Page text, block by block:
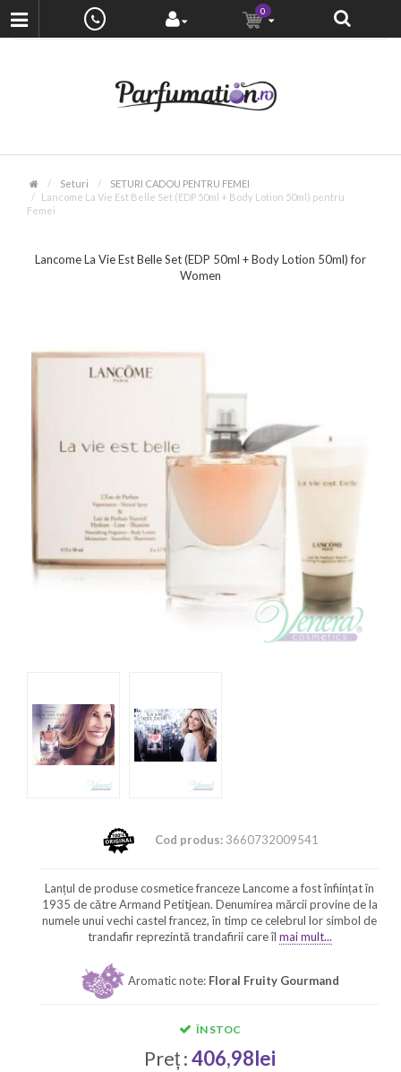
0
Seturi
SETURI CADOU PENTRU FEMEI
Lancome La Vie Est Belle Set (EDP 50ml + Body Lotion 50ml) pentru
Femei
Lancome La Vie Est Belle Set (EDP 50ml + Body Lotion 50ml) for
Women
Cod produs:3660732009541
Lanțul de produse cosmetice franceze Lancome a fost înființat în
1935 de către Armand Petitjean. Denumirea mărcii provine de la
numele unui vechi castel francez, în timp ce celebrul lor simbol de
trandafir reprezintă trandafirii care îl mai mult...
Aromatic note: Floral Fruity Gourmand
ÎN STOC
Preț :406,98lei